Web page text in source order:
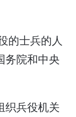
的士兵的人
务院和中央
织兵役机关